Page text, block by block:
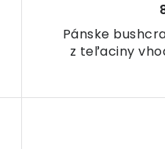
Pánske
z teľaciny